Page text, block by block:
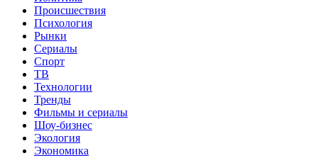
Происшествия
Психология
Рынки
Сериалы
Спорт
ТВ
Технологии
Тренды
Фильмы и сериалы
Шоу-бизнес
Экология
Экономика